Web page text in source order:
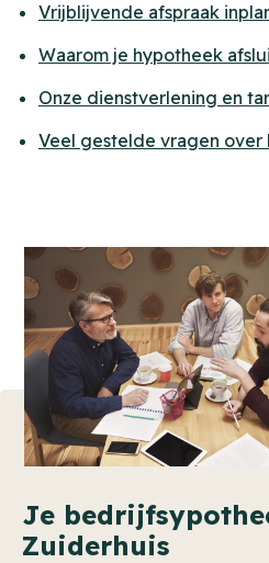
Vrijblijvende afspraak
Waarom je hypotheek
Onze dienstverlening en
Veel gestelde vragen over
Je
Zuiderhuis